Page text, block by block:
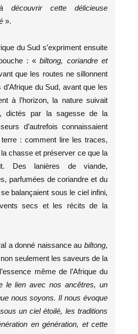
découvrir cette délicieuse
».
du Sud s’expriment ensuite
: «biltong, coriandre et
que les routes ne sillonnent
du Sud, avant que les
à l’horizon, la nature suivait
dictés par la sagesse de la
d’autrefois connaissaient
: comment lire les traces,
chasse et préserver ce que la
Des lanières de viande,
parfumées de coriandre et du
balançaient sous le ciel infini,
secs et les récits de la
a donné naissance au biltong,
seulement les saveurs de la
même de l’Afrique du
le lien avec nos ancêtres, un
nous soyons. Il nous évoque
un ciel étoilé, les traditions
en génération, et cette